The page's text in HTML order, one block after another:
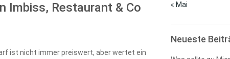
Imbiss, Restaurant & Co
ist nicht immer preiswert, aber wertet ein
« Mai
Neueste